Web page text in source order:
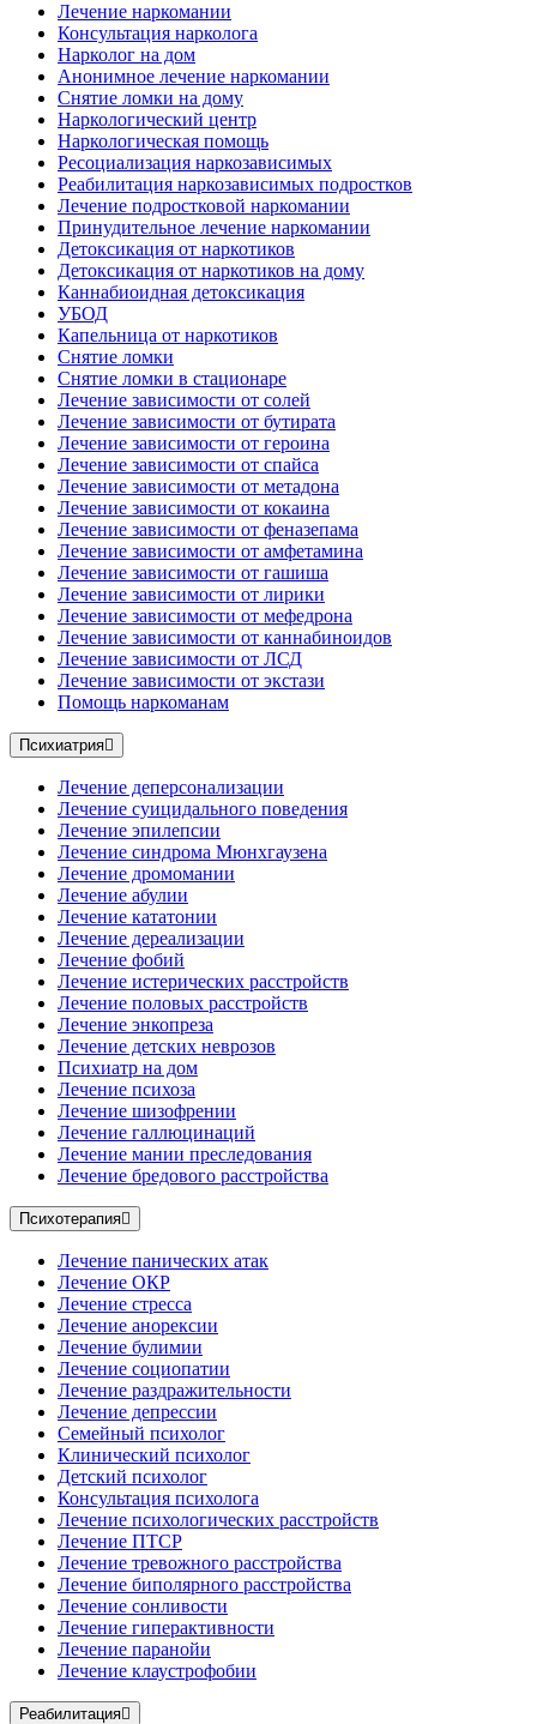
Лечение наркомании
Консультация нарколога
Нарколог на дом
Анонимное лечение наркомании
Снятие ломки на дому
Наркологический центр
Наркологическая помощь
Ресоциализация наркозависимых
Реабилитация наркозависимых подростков
Лечение подростковой наркомании
Принудительное лечение наркомании
Детоксикация от наркотиков
Детоксикация от наркотиков на дому
Каннабиоидная детоксикация
УБОД
Капельница от наркотиков
Снятие ломки
Снятие ломки в стационаре
Лечение зависимости от солей
Лечение зависимости от бутирата
Лечение зависимости от героина
Лечение зависимости от спайса
Лечение зависимости от метадона
Лечение зависимости от кокаина
Лечение зависимости от феназепама
Лечение зависимости от амфетамина
Лечение зависимости от гашиша
Лечение зависимости от лирики
Лечение зависимости от мефедрона
Лечение зависимости от каннабиноидов
Лечение зависимости от ЛСД
Лечение зависимости от экстази
Помощь наркоманам
Психиатрия
Лечение деперсонализации
Лечение суицидального поведения
Лечение эпилепсии
Лечение синдрома Мюнхгаузена
Лечение дромомании
Лечение абулии
Лечение кататонии
Лечение дереализации
Лечение фобий
Лечение истерических расстройств
Лечение половых расстройств
Лечение энкопреза
Лечение детских неврозов
Психиатр на дом
Лечение психоза
Лечение шизофрении
Лечение галлюцинаций
Лечение мании преследования
Лечение бредового расстройства
Психотерапия
Лечение панических атак
Лечение ОКР
Лечение стресса
Лечение анорексии
Лечение булимии
Лечение социопатии
Лечение раздражительности
Лечение депрессии
Семейный психолог
Клинический психолог
Детский психолог
Консультация психолога
Лечение психологических расстройств
Лечение ПТСР
Лечение тревожного расстройства
Лечение биполярного расстройства
Лечение сонливости
Лечение гиперактивности
Лечение паранойи
Лечение клаустрофобии
Реабилитация